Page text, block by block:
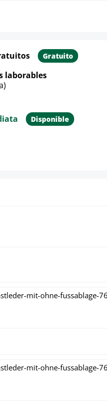
Gratuito
laborables
Disponible
producto